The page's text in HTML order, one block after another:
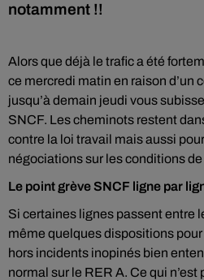
notamment !!
Alors que déjà le trafic a été
ce mercredi matin en raison d’un
jusqu’à demain jeudi vous
SNCF. Les cheminots restent
contre la loi travail mais aussi
négociations sur les conditions
Le point grève SNCF ligne par
Si certaines lignes passent entre
même quelques dispositions
hors incidents inopinés bien
normal sur le RER A. Ce qui n’est